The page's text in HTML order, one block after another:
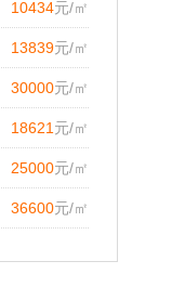
10434元/㎡
13839元/㎡
30000元/㎡
18621 元/㎡
25000元/㎡
36600元/㎡